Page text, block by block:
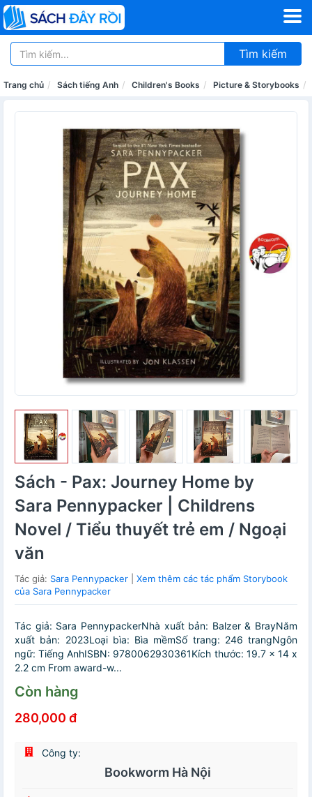
Tìm kiếm
Trang chủ Sách tiếng Anh Children's Books Picture & Storybooks
Sách - Pax: Journey Home by
Sara Pennypacker | Childrens
Novel / Tiểu thuyết trẻ em / Ngoại
văn
Tác giả: Sara Pennypacker
Xem thêm các tác phẩm Storybook
của Sara Pennypacker
Tác giả: Sara PennypackerNhà xuất bản: Balzer & BrayNăm
xuất bản: 2023Loại bìa: Bìa mềmSố trang: 246 trangNgôn
ngữ: Tiếng AnhISBN: 9780062930361Kích thước: 19.7 x 14 x
2.2 cm From award-w...
Còn hàng
280,000 đ
Công ty:
Bookworm Hà Nội